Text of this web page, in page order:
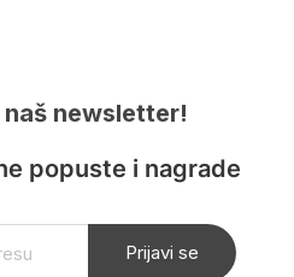
newsletter!
popuste i nagrade
Prijavi se